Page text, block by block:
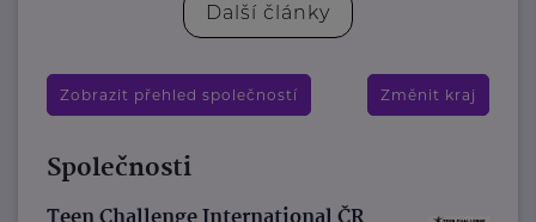
Další články
Zobrazit přehled společností Změnit kraj
Společnosti